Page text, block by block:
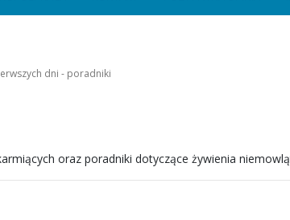
dni - poradniki
oraz poradniki dotyczące żywienia